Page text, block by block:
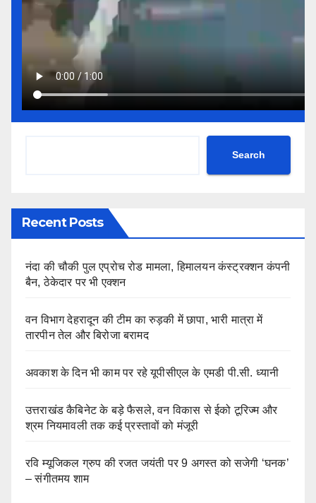
Search
Recent Posts
नंदा की चौकी पुल एप्रोच रोड मामला, हिमालयन कंस्ट्रक्शन कंपनी
बैन, ठेकेदार पर भी एक्शन
वन विभाग देहरादून की टीम का रुड़की में छापा, भारी मात्रा में
तारपीन तेल और बिरोजा बरामद
अवकाश के दिन भी काम पर रहे यूपीसीएल के एमडी पी.सी. ध्यानी
उत्तराखंड कैबिनेट के बड़े फैसले, वन विकास से ईको टूरिज्म और
श्रम नियमावली तक कई प्रस्तावों को मंजूरी
रवि म्यूजिकल ग्रुप की रजत जयंती पर 9 अगस्त को सजेगी ‘घनक’
– संगीतमय शाम